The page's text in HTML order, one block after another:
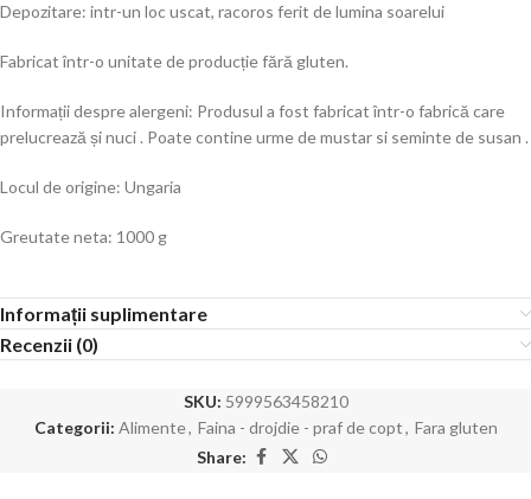
Depozitare: intr-un loc uscat, racoros ferit de lumina soarelui
Fabricat într-o unitate de producție fără gluten.
Informații despre alergeni: Produsul a fost fabricat într-o fabrică care
prelucrează și nuci . Poate contine urme de mustar si seminte de susan .
Locul de origine: Ungaria
Greutate neta: 1000 g
Informații suplimentare
Recenzii (0)
SKU: 5999563458210
Categorii: Alimente, Faina - drojdie - praf de copt, Fara gluten
Share: